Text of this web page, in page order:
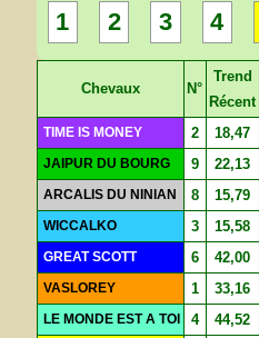
1 2 3 4
Chevaux N°
Trend
Récent
TIME IS MONEY 2 18,47
JAIPUR DU BOURG 9 22,13
ARCALIS DU NINIAN 8 15,79
WICCALKO 3 15,58
GREAT SCOTT 6 42,00
VASLOREY 1 33,16
LE MONDE EST A TOI 4 44,52